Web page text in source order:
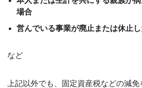
場合
営んでいる事業が廃止または休止
など
上記以外でも、固定資産税などの減